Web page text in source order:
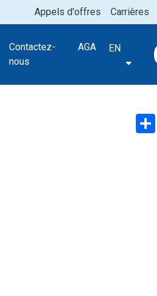
Carrières
Appels d'offres
Contactez-
nous
AGA EN